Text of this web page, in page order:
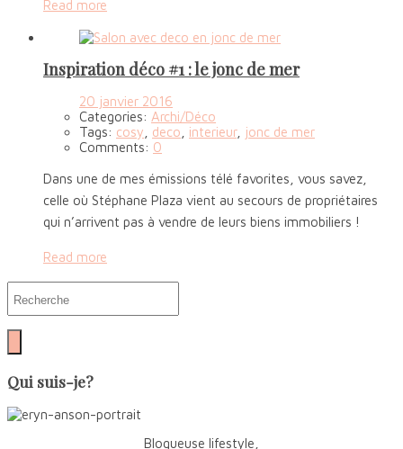
Read more
Inspiration déco #1 : le jonc de mer
20 janvier 2016
Categories: Archi/Déco
Tags: cosy deco interieur, jonc de mer
Comments: 0
Dans une de mes émissions télé favorites, vous savez,
celle où Stéphane Plaza vient au secours de propriétaires
qui n’arrivent pas à vendre de leurs biens immobiliers !
Read more
Qui suis-je?
Blogueuse lifestyle,